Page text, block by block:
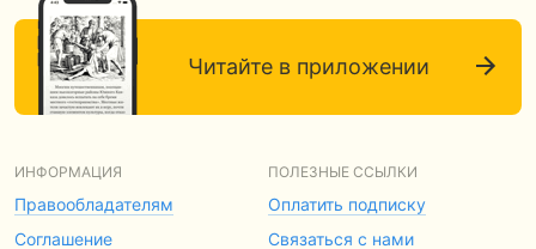
Читайте в приложении
ИНФОРМАЦИЯ
Правообладателям
Соглашение
ПОЛЕЗНЫЕ ССЫЛКИ
Оплатить подписку
Связаться с нами